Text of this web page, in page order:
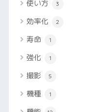
使い方 3
効率化 2
寿命 1
強化 1
撮影 5
機種 1